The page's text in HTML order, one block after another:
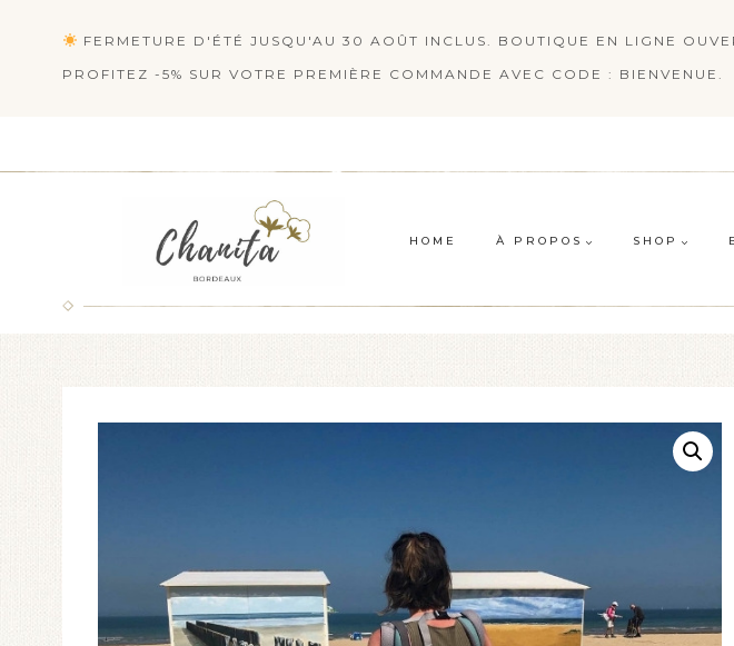
contenu
FERMETURE D'ÉTÉ JUSQU'AU 30 AOÛT INCLUS. BOUTIQUE EN LIGNE
PROFITEZ -5% SUR VOTRE PREMIÈRE COMMANDE AVEC CODE : BIENVENUE.
HOME À PROPOS SHOP